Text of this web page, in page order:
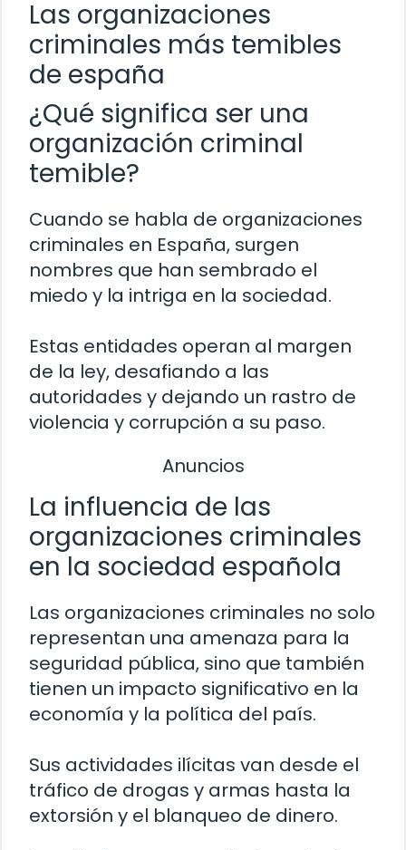
Las organizaciones
criminales más temibles
de españa
¿Qué significa ser una
organización criminal
temible?
Cuando se habla de organizaciones
criminales en España, surgen
nombres que han sembrado el
miedo y la intriga en la sociedad.
Estas entidades operan al margen
de la ley, desafiando a las
autoridades y dejando un rastro de
violencia y corrupción a su paso.
Anuncios
La influencia de las
organizaciones criminales
en la sociedad española
Las organizaciones criminales no solo
representan una amenaza para la
seguridad pública, sino que también
tienen un impacto significativo en la
economía y la política del país.
Sus actividades ilícitas van desde el
tráfico de drogas y armas hasta la
extorsión y el blanqueo de dinero.